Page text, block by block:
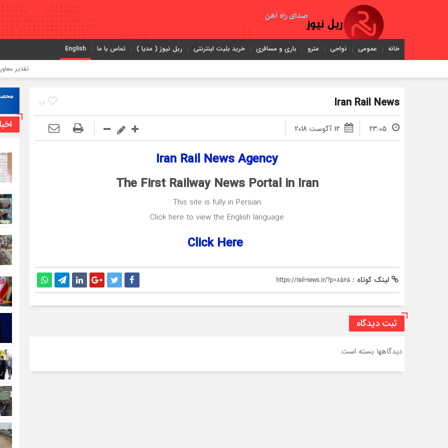
خانه عمومی نواحی مترو باری و مسافری خرید بلیت اینترنتی ریل نیوز ( مدیا ) تماس با ما English
تقدیر معاون اول
74 Iran Rail News
23:05 12 آگوست 2018
Iran Rail News Agency
The First Railway News Portal in Iran
This site is fully in Persian
Click here to view the English language
لینک کوتاه : https://rail-news.ir/?p=8565
ثبت دیدگاه
دیدگاهها بسته است.